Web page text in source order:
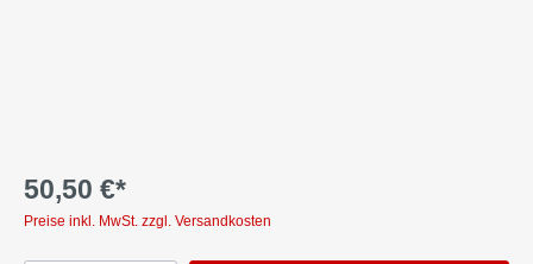
50,50 €*
Preise inkl. MwSt. zzgl. Versandkosten